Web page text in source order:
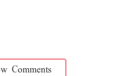
Comments